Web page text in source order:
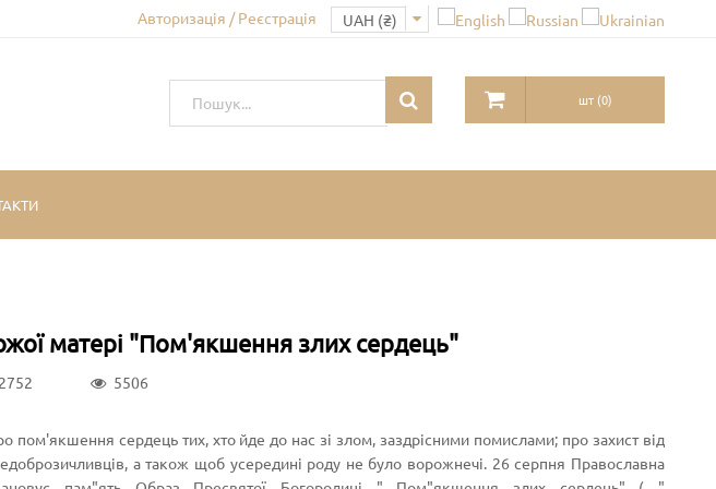
Авторизація / Реєстрація
шт(0)
матері "Пом'якшення злих сердець"
5506
пом'якшення сердець тих, хто йде до нас зі злом, заздрісними помислами; про захист від
а також щоб усередині роду не було ворожнечі. 26 серпня Православна